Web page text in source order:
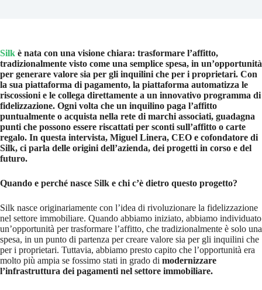
Silk è nata con una visione chiara: trasformare l’affitto,
tradizionalmente visto come una semplice spesa, in un’opportunità
per generare valore sia per gli inquilini che per i proprietari. Con
la sua piattaforma di pagamento, la piattaforma automatizza le
riscossioni e le collega direttamente a un innovativo programma di
fidelizzazione. Ogni volta che un inquilino paga l’affitto
puntualmente o acquista nella rete di marchi associati, guadagna
punti che possono essere riscattati per sconti sull’affitto o carte
regalo. In questa intervista, Miguel Linera, CEO e cofondatore di
Silk, ci parla delle origini dell’azienda, dei progetti in corso e del
futuro.
Quando e perché nasce Silk e chi c’è dietro questo progetto?
Silk nasce originariamente con l’idea di rivoluzionare la fidelizzazione
nel settore immobiliare. Quando abbiamo iniziato, abbiamo individuato
un’opportunità per trasformare l’affitto, che tradizionalmente è solo una
spesa, in un punto di partenza per creare valore sia per gli inquilini che
per i proprietari. Tuttavia, abbiamo presto capito che l’opportunità era
molto più ampia se fossimo stati in grado di modernizzare
l’infrastruttura dei pagamenti nel settore immobiliare.